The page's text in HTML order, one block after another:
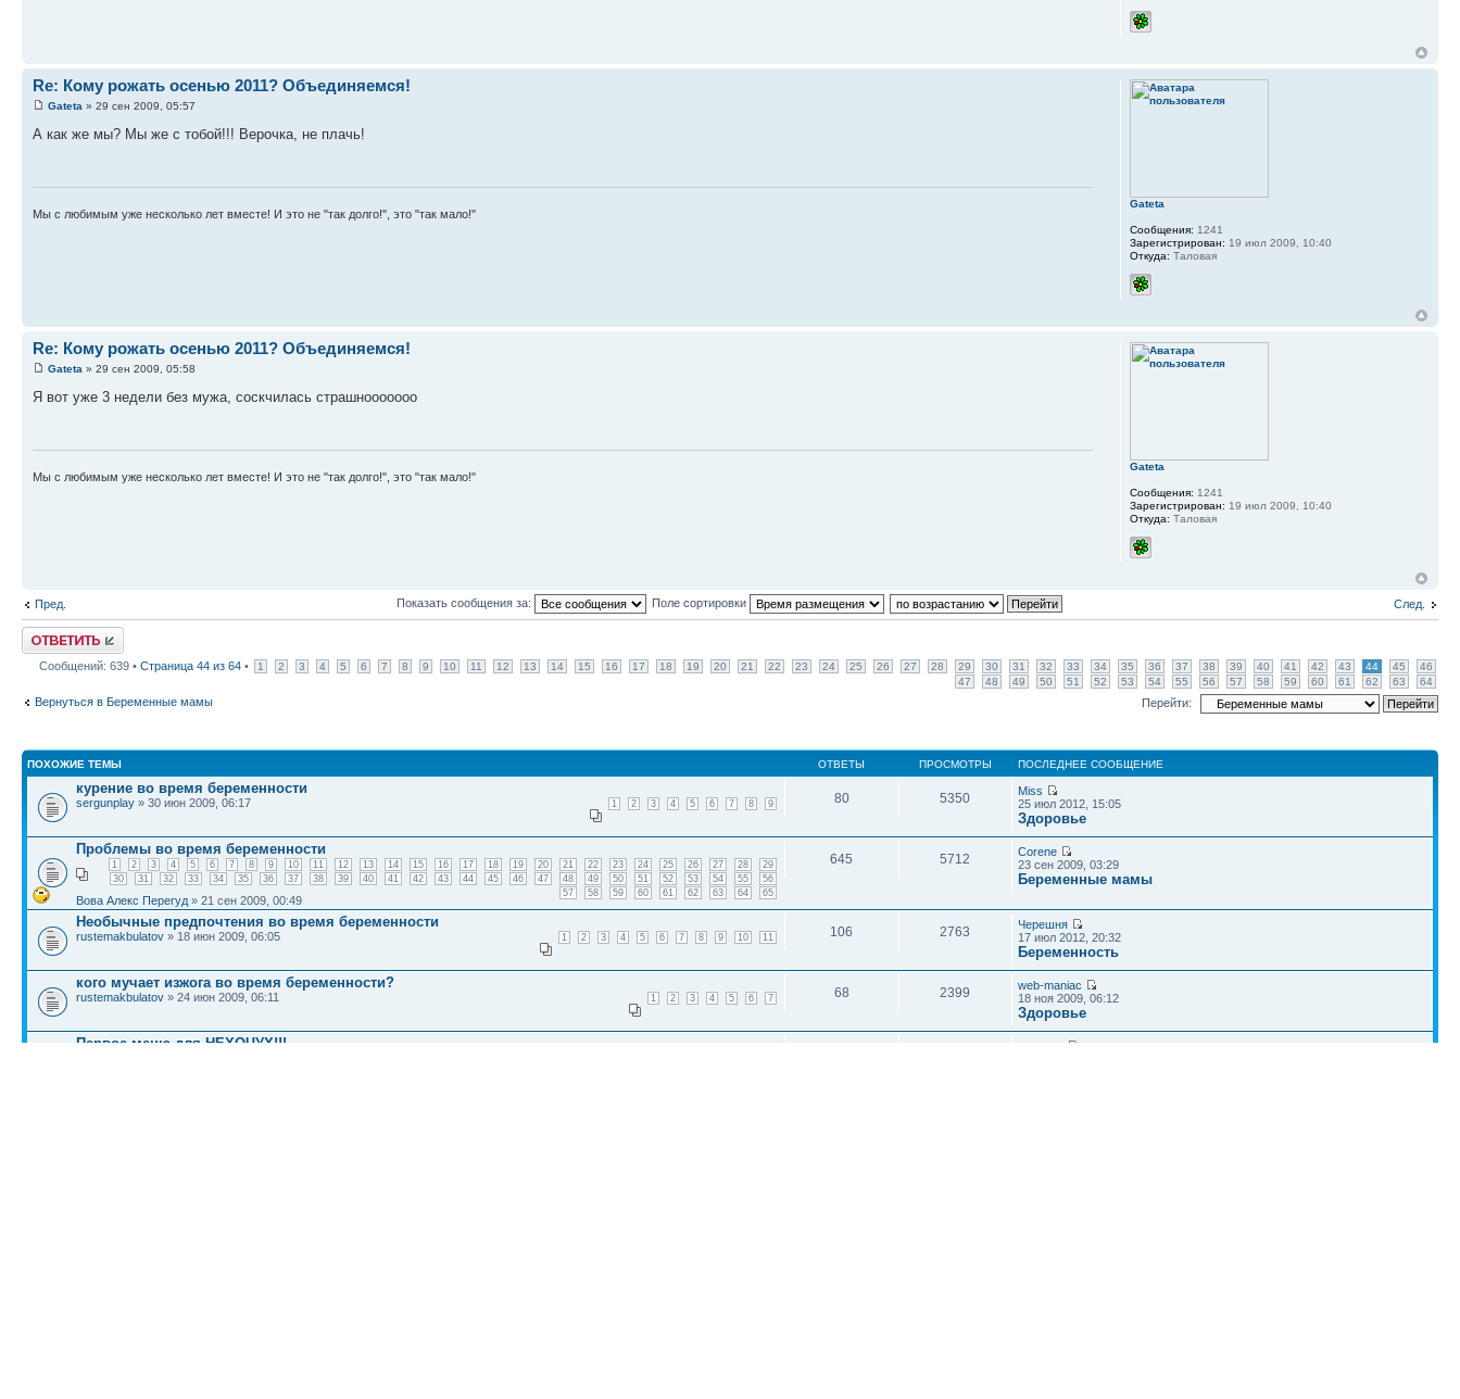
Re: Кому рожать осенью 2011? Объединяемся!
Gateta » 29 сен 2009, 05:57
А как же мы? Мы же с тобой!!! Верочка, не плачь!
Мы с любимым уже несколько лет вместе! И это не "так долго!", это "так мало!"
Gateta
Сообщения: 1241
Зарегистрирован: 19 июл 2009, 10:40
Откуда: Таловая
Re: Кому рожать осенью 2011? Объединяемся!
Gateta » 29 сен 2009, 05:58
Я вот уже 3 недели без мужа, соскчилась страшнооооооо
Мы с любимым уже несколько лет вместе! И это не "так долго!", это "так мало!"
Gateta
Сообщения: 1241
Зарегистрирован: 19 июл 2009, 10:40
Откуда: Таловая
Пред. След.
Показать сообщения за: Поле сортировки
Ответить
Сообщений: 639 • Страница 44 из 64 • 1 2 3 4 5 6 7 8 9 10 11 12 13 14 15 16 17 18 19 20 21 22 23 24 25 26 27 28 29 30 31 32 33 34 35 36 37 38 39 40 41 42 43 44 45
46
47
48 49 50 51 52 53 54 55 56 57 58 59 60 61 62 63 64
Вернуться в Беременные мамы Перейти:
ПОХОЖИЕ ТЕМЫ ОТВЕТЫ ПРОСМОТРЫ ПОСЛЕДНЕЕ СООБЩЕНИЕ
курение во время беременности
1 2 3 4 5 6 7 8 9
sergunplay » 30 июн 2009, 06:17 80 5350
Miss
25 июл 2012, 15:05
Здоровье
Проблемы во время беременности
1 2 3 4 5 6 7 8 9 10 11 12 13 14 15 16 17 18 19 20 21 22 23 24 25 26 27 28
29
30
31 32 33 34 35 36 37 38 39 40 41 42 43 44 45 46 47 48 49 50 51 52 53 54 55
56
57
58 59 60 61 62 63 64 65
Вова Алекс Перегуд » 21 сен 2009, 00:49
645 5712
Corene
23 сен 2009, 03:29
Беременные мамы
Необычные предпочтения во время беременности
1 2 3 4 5 6 7 8 9 10 11
rustemakbulatov » 18 июн 2009, 06:05 106 2763
Черешня
17 июл 2012, 20:32
Беременность
кого мучает изжога во время беременности?
1 2 3 4 5 6 7
rustemakbulatov » 24 июн 2009, 06:11 68 2399
web-maniac
18 ноя 2009, 06:12
Здоровье
Первое меню для НЕХОЧУХ!!!